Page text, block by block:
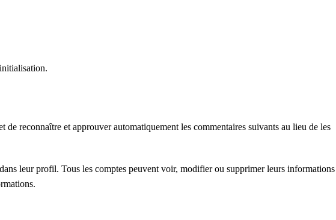
reconnaître et approuver automatiquement les commentaires suivants au lieu de les
leur profil. Tous les comptes peuvent voir, modifier ou supprimer leurs informations